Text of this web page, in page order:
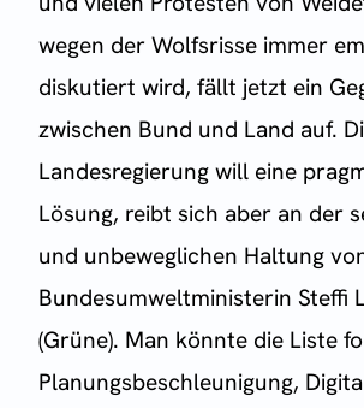
wegen der Wolfsrisse immer
diskutiert wird, fällt jetzt ein
zwischen Bund und Land auf.
Landesregierung will eine
Lösung, reibt sich aber an der
und unbeweglichen Haltung
Bundesumweltministerin Steffi
(Grüne). Man könnte die Liste
Planungsbeschleunigung,